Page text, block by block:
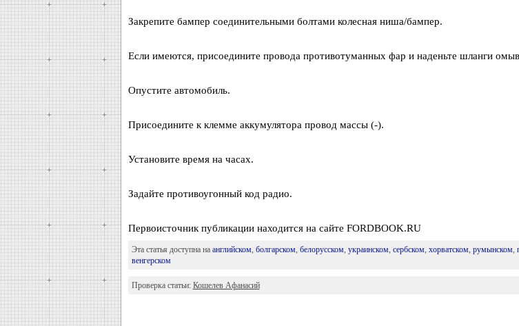
Закрепите бампер соединительными болтами колесная ниша/бампер.
Если имеются, присоедините провода противотуманных фар и наденьте шланги
Опустите автомобиль.
Присоедините к клемме аккумулятора провод массы (-).
Установите время на часах.
Задайте противоугонный код радио.
Первоисточник публикации находится на сайте FORDBOOK.RU
Эта статья доступна на английском, болгарском, белорусском, украинском, сербском, хорватском, румынском,
венгерском
Проверка статьи: Кошелев Афанасий